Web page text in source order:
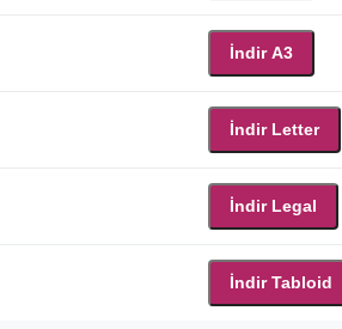
İndir A3
İndir Letter
İndir Legal
İndir Tabloid